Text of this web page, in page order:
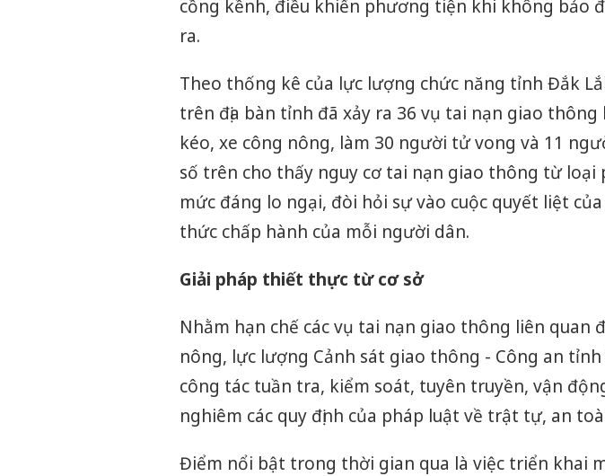
cồng kềnh, điều khiển phương tiện khi không bảo
ra.
Theo thống kê của lực lượng chức năng tỉnh Đắk
trên địa bàn tỉnh đã xảy ra 36 vụ tai nạn giao thông
kéo, xe công nông, làm 30 người tử vong và 11
số trên cho thấy nguy cơ tai nạn giao thông từ loại
mức đáng lo ngại, đòi hỏi sự vào cuộc quyết liệt của
thức chấp hành của mỗi người dân.
Giải pháp thiết thực từ cơ sở
Nhằm hạn chế các vụ tai nạn giao thông liên quan
nông, lực lượng Cảnh sát giao thông - Công an
công tác tuần tra, kiểm soát, tuyên truyền, vận
nghiêm các quy định của pháp luật về trật tự, an
Điểm nổi bật trong thời gian qua là việc triển khai